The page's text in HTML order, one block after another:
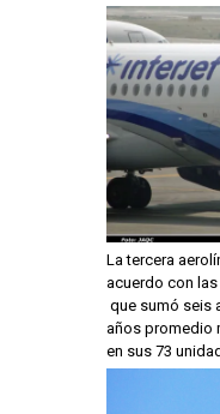
La tercera
acuerdo con las
que sumó seis
años promedio
en sus 73